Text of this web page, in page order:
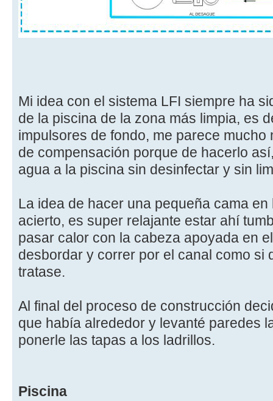
Mi idea con el sistema LFI siempre ha
de la piscina de la zona más limpia, es
impulsores de fondo, me parece
de compensación porque de hacerlo
agua a la piscina sin desinfectar y sin
La idea de hacer una pequeña cama
acierto, es super relajante estar ahí
pasar calor con la cabeza apoyada en
desbordar y correr por el canal como si
tratase.
Al final del proceso de construcción
que había alrededor y levanté paredes
ponerle las tapas a los ladrillos.
Piscina